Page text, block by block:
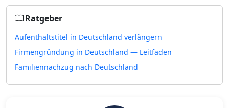
Ratgeber
Aufenthaltstitel in Deutschland verlängern
Firmengründung in Deutschland — Leitfaden
Familiennachzug nach Deutschland